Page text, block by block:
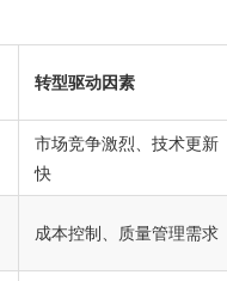
转型驱动因素
市场竞争激烈、技术更新
快
成本控制、质量管理需求